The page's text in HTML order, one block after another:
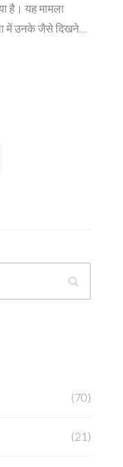
है। यह मामला
में उनके जैसे दिखने
चिलीज़ एंटरटेनमेंट
किया गया है।
(70)
(21)